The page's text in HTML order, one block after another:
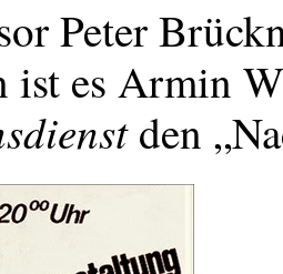
Peter
ist es Armin
den